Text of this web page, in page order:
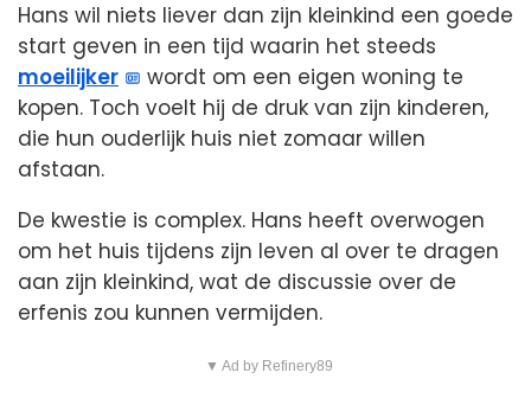
Hans wil niets liever dan zijn kleinkind een goede
start geven in een tijd waarin het steeds
moeilijker
wordt om een eigen woning te
kopen. Toch voelt hij de druk van zijn kinderen,
die hun ouderlijk huis niet zomaar willen
afstaan.
De kwestie is complex. Hans heeft overwogen
om het huis tijdens zijn leven al over te dragen
aan zijn kleinkind, wat de discussie over de
erfenis zou kunnen vermijden.
▼ Ad by Refinery89